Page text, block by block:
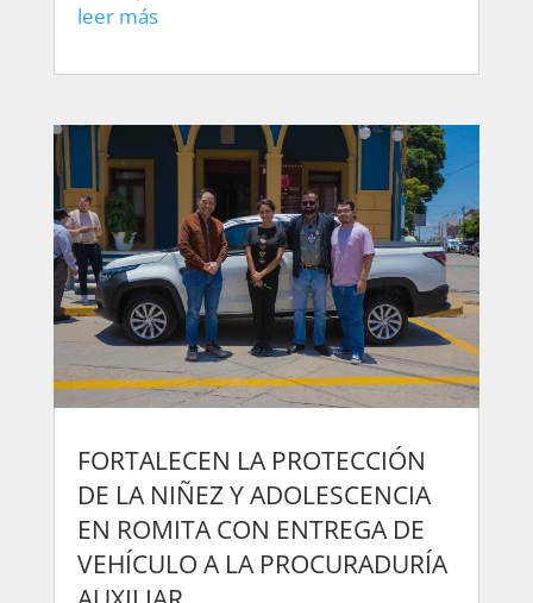
leer más
FORTALECEN LA PROTECCIÓN
DE LA NIÑEZ Y ADOLESCENCIA
EN ROMITA CON ENTREGA DE
VEHÍCULO A LA PROCURADURÍA